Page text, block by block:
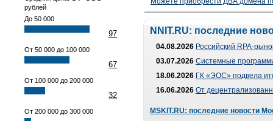
рублей
До 50 000
97
От 50 000 до 100 000
67
От 100 000 до 200 000
32
От 200 000 до 300 000
NNIT.RU: последние
04.08.2026 Российский RPA-
03.07.2026 Системные
18.06.2026 ГК «ЭОС» подвела
16.06.2026 От
MSKIT.RU: последние новости